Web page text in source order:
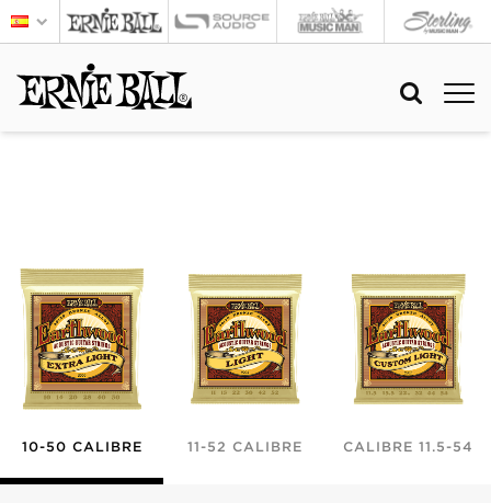
10-50 CALIBRE 11-52 CALIBRE CALIBRE 11.5-54